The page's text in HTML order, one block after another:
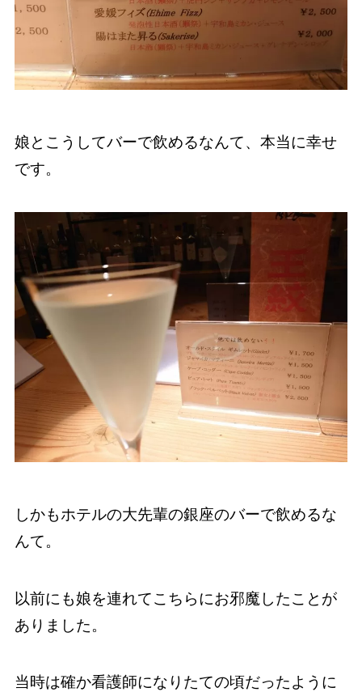
娘とこうしてバーで飲めるなんて、本当に幸せ
です。
しかもホテルの大先輩の銀座のバーで飲めるな
んて。
以前にも娘を連れてこちらにお邪魔したことが
ありました。
当時は確か看護師になりたての頃だったように